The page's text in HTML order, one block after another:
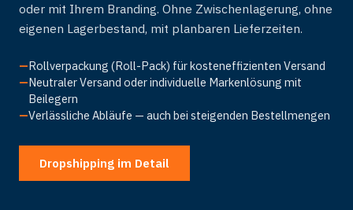
oder mit Ihrem Branding. Ohne Zwischenlagerung, ohne
eigenen Lagerbestand, mit planbaren Lieferzeiten.
—Rollverpackung (Roll-Pack) für kosteneffizienten Versand
—Neutraler Versand oder individuelle Markenlösung mit
Beilegern
—Verlässliche Abläufe — auch bei steigenden Bestellmengen
Dropshipping im Detail